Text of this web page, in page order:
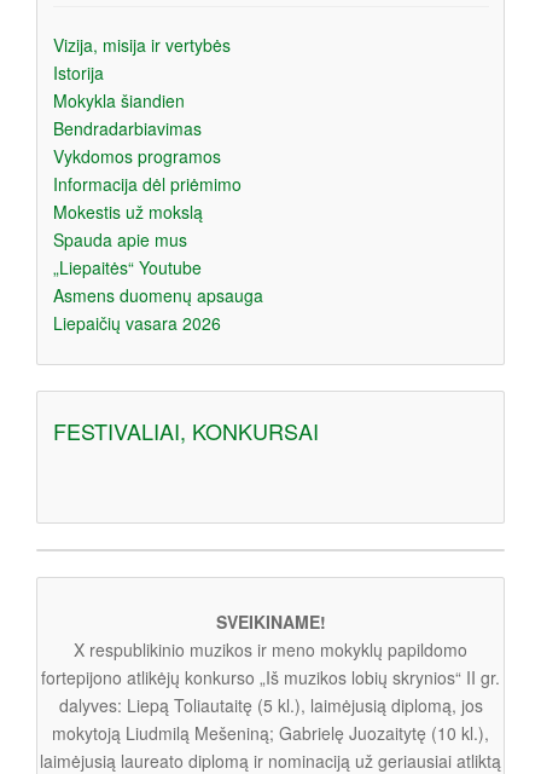
Vizija, misija ir vertybės
Istorija
Mokykla šiandien
Bendradarbiavimas
Vykdomos programos
Informacija dėl priėmimo
Mokestis už mokslą
Spauda apie mus
„Liepaitės“ Youtube
Asmens duomenų apsauga
Liepaičių vasara 2026
FESTIVALIAI, KONKURSAI
SVEIKINAME!
X respublikinio muzikos ir meno mokyklų papildomo
fortepijono atlikėjų konkurso „Iš muzikos lobių skrynios“ II gr.
dalyves: Liepą Toliautaitę (5 kl.), laimėjusią diplomą, jos
mokytoją Liudmilą Mešeniną; Gabrielę Juozaitytę (10 kl.),
laimėjusią laureato diplomą ir nominaciją už geriausiai atliktą